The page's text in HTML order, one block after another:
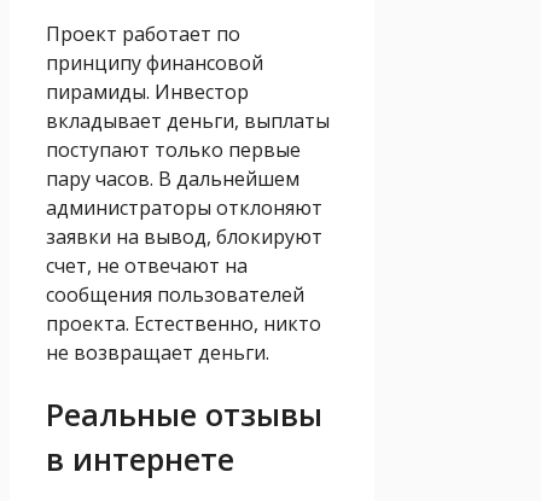
Проект работает по
принципу финансовой
пирамиды. Инвестор
вкладывает деньги, выплаты
поступают только первые
пару часов. В дальнейшем
администраторы отклоняют
заявки на вывод, блокируют
счет, не отвечают на
сообщения пользователей
проекта. Естественно, никто
не возвращает деньги.
Реальные отзывы
в интернете